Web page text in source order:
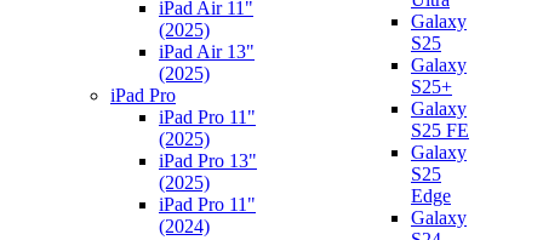
iPad Air 11"
(2025)
iPad Air 13"
(2025)
iPad Pro
iPad Pro 11"
(2025)
iPad Pro 13"
(2025)
iPad Pro 11"
(2024)
Galaxy
S25
Galaxy
S25+
Galaxy
S25 FE
Galaxy
S25
Edge
Galaxy